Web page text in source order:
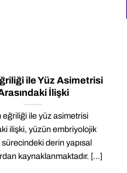
ile Yüz Asimetrisi
İlişki
eğriliği ile yüz asimetrisi
ilişki, yüzün embriyolojik
derin yapısal
kaynaklanmaktadır. [...]